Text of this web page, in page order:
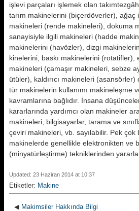
işlevi parçaları işle­mek olan
tarım makinelerini (biçer­döverler), ağaç
makineleri (rende makineleri), doku­ma
sanayisiyle il­gili makineleri (hadde
makinelerini (havözler), dizgi
kinelerini, baskı makinelerini (rotatif­ler),
makinele­ri (çamaşır makineleri, sebze
ütüler), kaldırıcı ma­kineleri
tür makinelerin kullanımı ma­kineleşme
kavram­larına bağlıdır. İnsana
kararlarında yardımcı olan maki­neler
makineleri, bilgisayarlar, tarama ve
çeviri makineleri, vb. sayılabilir. Pek çok
makinelerde genellikle elektronikten ve
(minyatürleştir­me) tekniklerinden
Updated: 23 Haziran 2014 at 10:37
Etiketler: Makine
◀ Makimsiler Hakkında Bilgi